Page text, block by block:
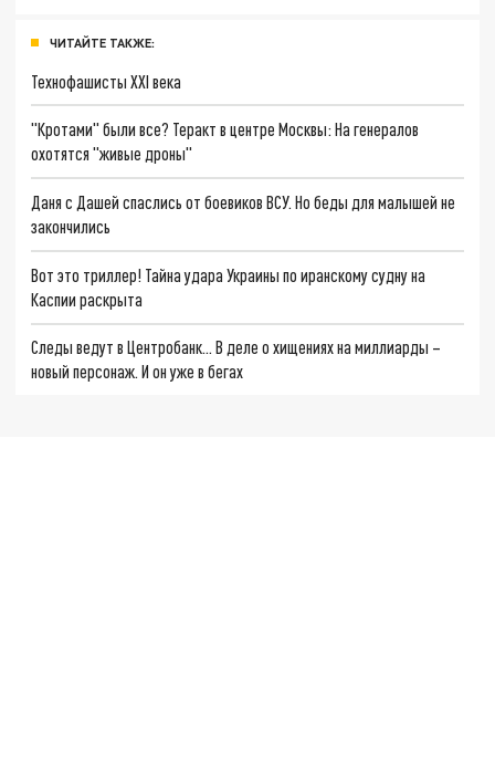
ЧИТАЙТЕ ТАКЖЕ:
Технофашисты XXI века
"Кротами" были все? Теракт в центре Москвы: На генералов
охотятся "живые дроны"
Даня с Дашей спаслись от боевиков ВСУ. Но беды для малышей не
закончились
Вот это триллер! Тайна удара Украины по иранскому судну на
Каспии раскрыта
Следы ведут в Центробанк… В деле о хищениях на миллиарды –
новый персонаж. И он уже в бегах